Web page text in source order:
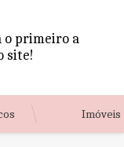
o primeiro a
site!
Imóveis